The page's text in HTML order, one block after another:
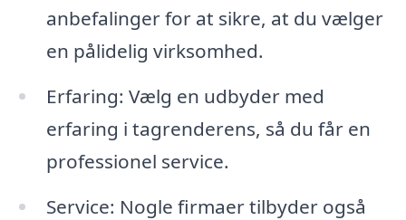
anbefalinger for at sikre, at du vælger
en pålidelig virksomhed.
Erfaring: Vælg en udbyder med
erfaring i tagrenderens, så du får en
professionel service.
Service: Nogle firmaer tilbyder også